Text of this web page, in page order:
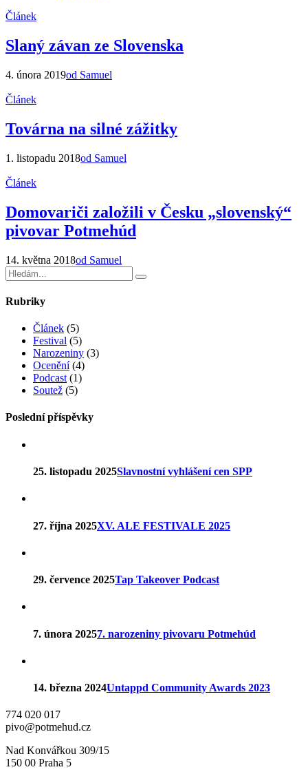
Článek
Slaný závan ze Slovenska
4. února 2019od Samuel
Článek
Továrna na silné zážitky
1. listopadu 2018od Samuel
Článek
Domovariči založili v Česku „slovenský“
pivovar Potmehúd
14. května 2018od Samuel
Rubriky
Článek (5)
Festival (5)
Narozeniny (3)
Ocenění(4)
Podcast (1)
Soutež (5)
Poslední příspěvky
25. listopadu 2025Slavnostní vyhlášení cen SPP
27. října 2025XV. ALE FESTIVALE 2025
29. července 2025Tap Takeover Podcast
7. února 20257. narozeniny pivovaru Potmehúd
14. března 2024Untappd Community Awards 2023
774 020 017
pivo@potmehud.cz
Nad Konvářkou 309/15
150 00 Praha 5